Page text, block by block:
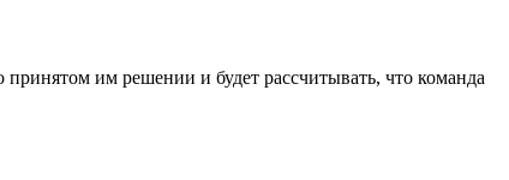
им решении и будет рассчитывать, что команда